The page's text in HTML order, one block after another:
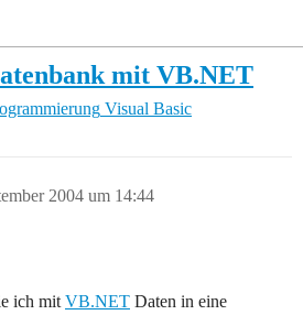
mit VB.NET
Visual Basic
2004 um 14:44
ich mit VB.NET Daten in eine